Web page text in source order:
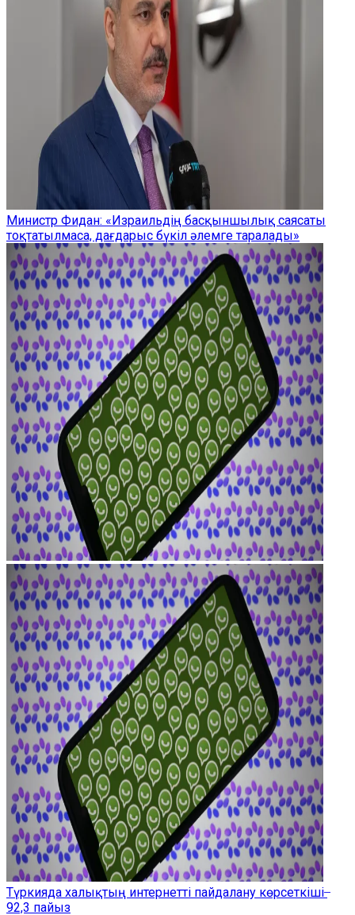
Министр Фидан: «Израильдің басқыншылық саясаты
тоқтатылмаса, дағдарыс бүкіл әлемге таралады»
Түркияда халықтың интернетті пайдалану көрсеткіші ̶
92,3 пайыз